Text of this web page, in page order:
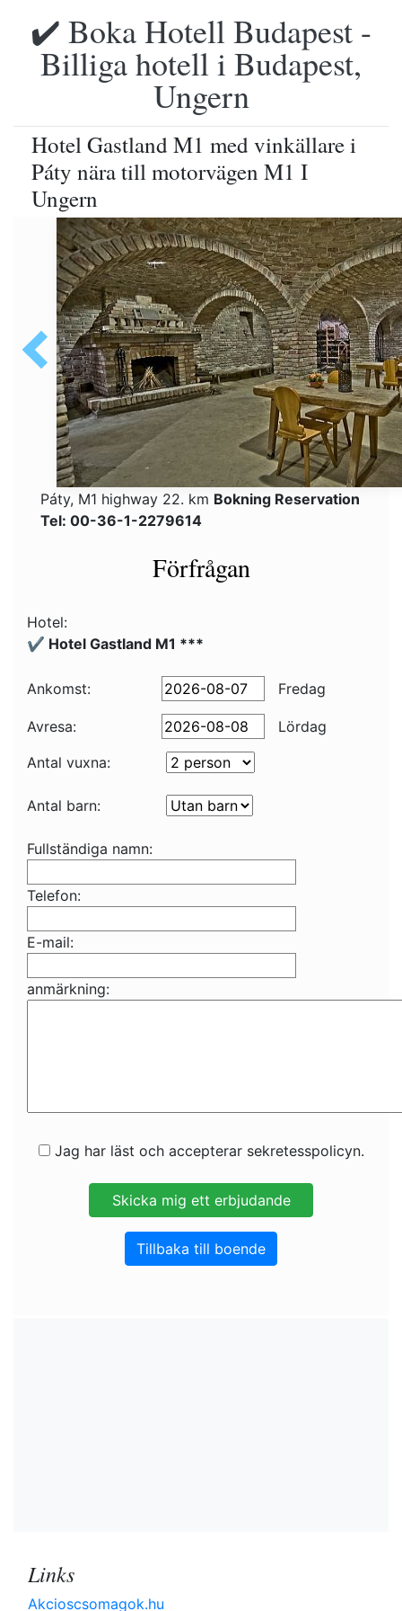
✔️ Boka Hotell Budapest -
Billiga hotell i Budapest,
Ungern
Hotel Gastland M1 med vinkällare i
Páty nära till motorvägen M1 I
Ungern
Páty, M1 highway 22. km Bokning Reservation
Tel: 00-36-1-2279614
Förfrågan
Hotel:
✔️ Hotel Gastland M1 ***
Ankomst: Fredag
Avresa:
Lördag
Antal vuxna:
Antal barn:
Fullständiga namn:
Telefon:
E-mail:
anmärkning:
Jag har läst och accepterar sekretesspolicyn.
Tillbaka till boende
Links
Akcioscsomagok.hu